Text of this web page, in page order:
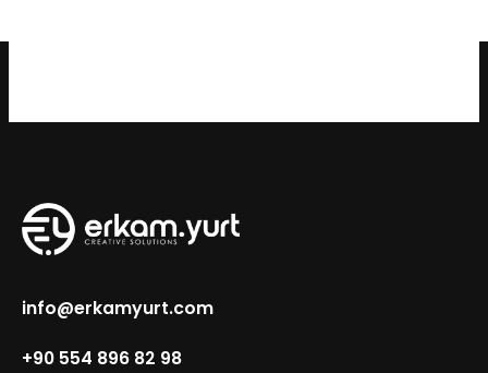
info@erkamyurt.com
+90 554 896 82 98